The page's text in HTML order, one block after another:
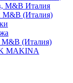
M&B Италия
M&B (Италия)
(Италия)
MAKINA